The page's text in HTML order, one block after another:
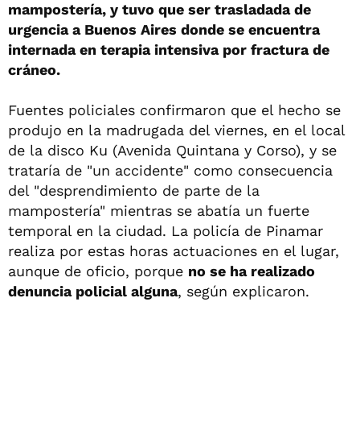
mampostería, y tuvo que ser trasladada de
urgencia a Buenos Aires donde se encuentra
internada en terapia intensiva por fractura de
cráneo.
Fuentes policiales confirmaron que el hecho se
produjo en la madrugada del viernes, en el local
de la disco Ku (Avenida Quintana y Corso), y se
trataría de "un accidente" como consecuencia
del "desprendimiento de parte de la
mampostería" mientras se abatía un fuerte
temporal en la ciudad. La policía de Pinamar
realiza por estas horas actuaciones en el lugar,
aunque de oficio, porque no se ha realizado
denuncia policial alguna, según explicaron.